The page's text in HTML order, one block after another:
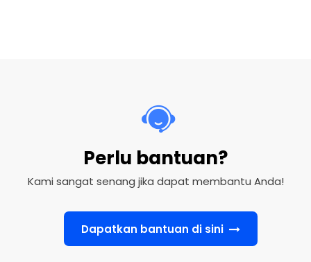
Perlu bantuan?
Kami sangat senang jika dapat membantu Anda!
Dapatkan bantuan di sini